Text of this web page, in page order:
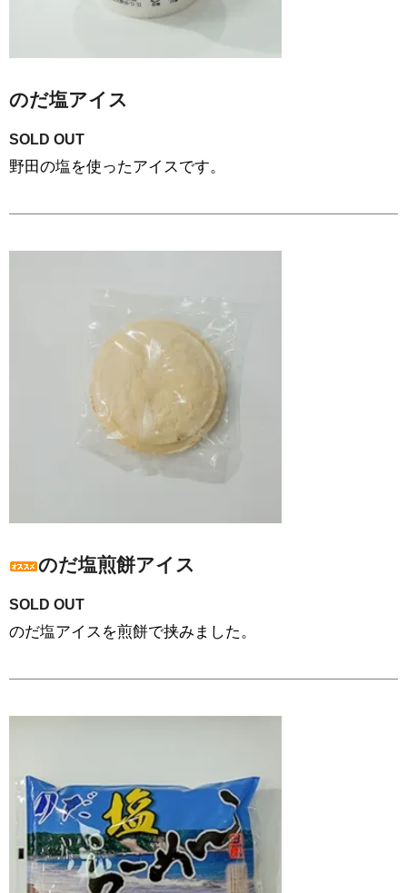
のだ塩アイス
SOLD OUT
野田の塩を使ったアイスです。
のだ塩煎餅アイス
SOLD OUT
のだ塩アイスを煎餅で挟みました。